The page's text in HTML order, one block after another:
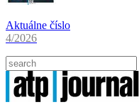
Aktuálne číslo
4/2026